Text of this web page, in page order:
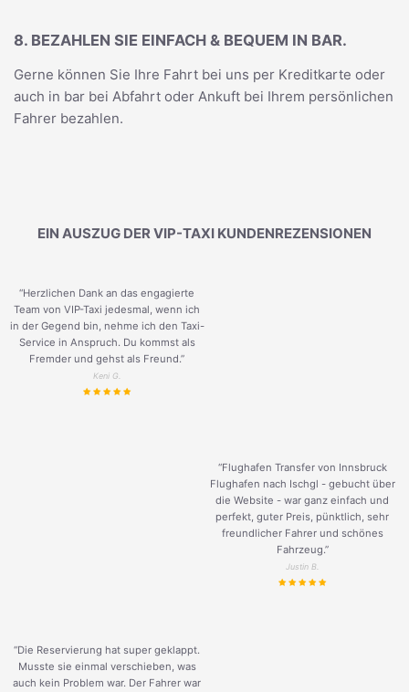
8. BEZAHLEN SIE EINFACH & BEQUEM IN BAR.
Gerne können Sie Ihre Fahrt bei uns per Kreditkarte oder
auch in bar bei Abfahrt oder Ankuft bei Ihrem persönlichen
Fahrer bezahlen.
EIN AUSZUG DER VIP-TAXI KUNDENREZENSIONEN
“Herzlichen Dank an das engagierte
Team von VIP-Taxi jedesmal, wenn ich
in der Gegend bin, nehme ich den Taxi-
Service in Anspruch. Du kommst als
Fremder und gehst als Freund.”
Keni G.
“Flughafen Transfer von Innsbruck
Flughafen nach Ischgl - gebucht über
die Website - war ganz einfach und
perfekt, guter Preis, pünktlich, sehr
freundlicher Fahrer und schönes
Fahrzeug.”
Justin B.
“Die Reservierung hat super geklappt.
Musste sie einmal verschieben, was
auch kein Problem war. Der Fahrer war